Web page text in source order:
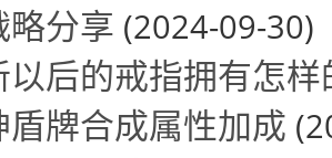
略分享 (2024-09-30)
以后的戒指拥有怎样
牌合成属性加成